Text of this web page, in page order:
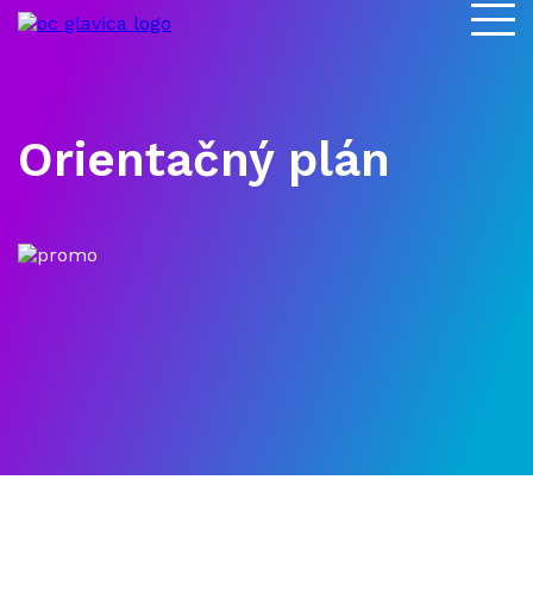
Orientačný plán